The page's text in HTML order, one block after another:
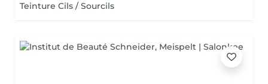
Teinture Cils / Sourcils